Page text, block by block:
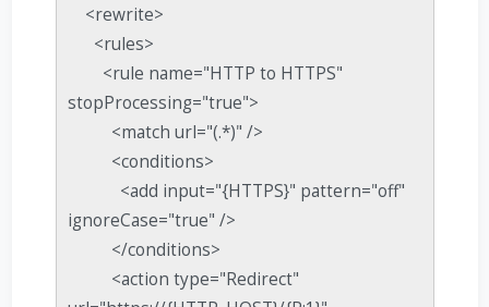
<rewrite>
<rules>
<rule name="HTTP to HTTPS"
stopProcessing="true">
<match url="(.*)" />
<conditions>
<add input="{HTTPS}" pattern="off"
ignoreCase="true" />
</conditions>
<action type="Redirect"